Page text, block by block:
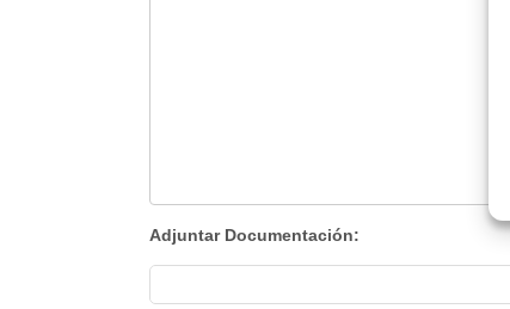
Adjuntar Documentación: